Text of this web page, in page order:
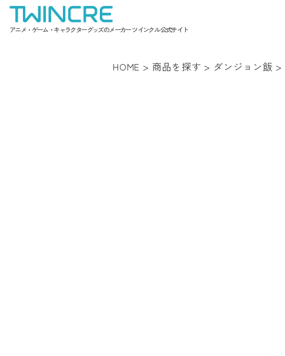
アニメ・ゲーム・キャラクターグッズのメーカー ツインクル 公式サイト
HOME > 商品を探す > ダンジョン飯 >